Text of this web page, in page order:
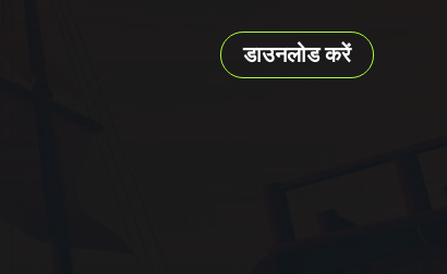
डाउनलोड करें